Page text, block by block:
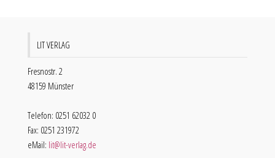
LIT VERLAG
Fresnostr. 2
48159 Münster
Telefon: 0251 62032 0
Fax: 0251 231972
eMail: lit@lit-verlag.de